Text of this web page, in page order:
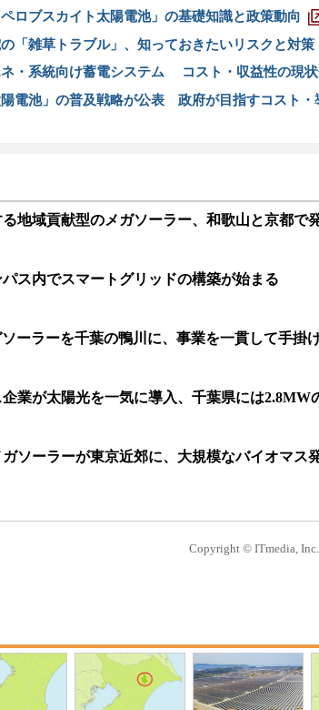
ロブスカイト太陽電池」の基礎知識と政策動向
「雑草トラブル」、知っておきたいリスクと対策
・系統向け蓄電システム コスト・収益性の現
陽電池」の普及戦略が公表 政府が目指すコスト・
地域貢献型のメガソーラー、和歌山と京都で
ス内でスマートグリッドの構築が始まる
ーラーを千葉の鴨川に、事業を一貫して手掛
業が太陽光を一気に導入、千葉県には2.8MW
ソーラーが東京近郊に、大規模なバイオマス
Copyright © ITmedia, Inc.